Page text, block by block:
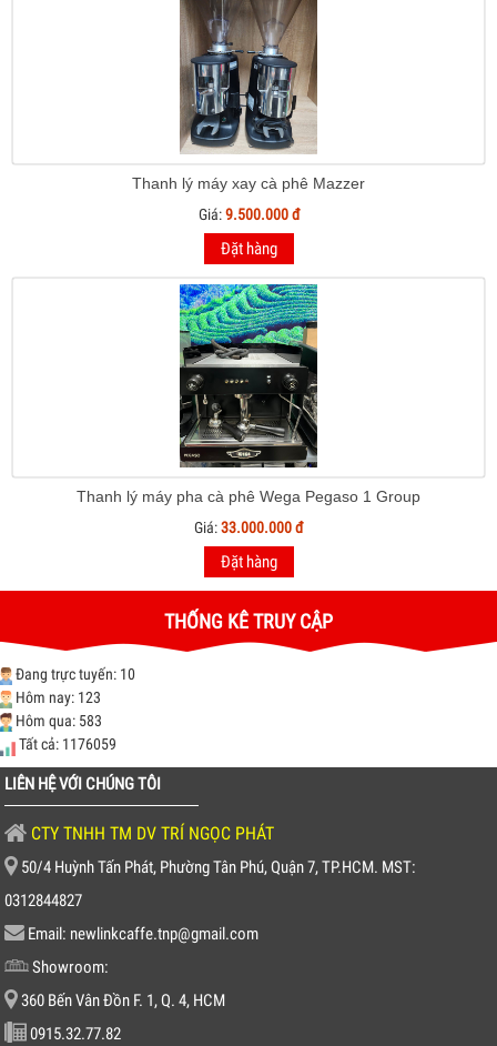
Thanh lý máy xay cà phê Mazzer
Giá:9.500.000 đ
Đặt hàng
Thanh lý máy pha cà phê Wega Pegaso 1 Group
Giá:33.000.000 đ
Đặt hàng
THỐNG KÊ TRUY CẬP
Đang trực tuyến: 10
Hôm nay: 123
Hôm qua: 583
Tất cả: 1176059
LIÊN HỆ VỚI CHÚNG TÔI
CTY TNHH TM DV TRÍ NGỌC PHÁT
50/4 Huỳnh Tấn Phát, Phường Tân Phú, Quận 7, TP.HCM. MST:
0312844827
Email: newlinkcaffe.tnp@gmail.com
Showroom:
360 Bến Vân Đồn F. 1, Q. 4, HCM
0915.32.77.82